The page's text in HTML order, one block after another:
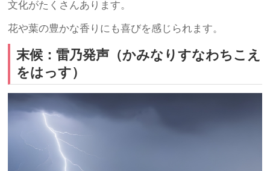
文化がたくさんあります。
花や葉の豊かな香りにも喜びを感じられます。
末候：雷乃発声（かみなりすなわちこえ
をはっす）